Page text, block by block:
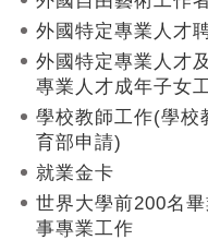
查
作
申
外國特定專業人才
外國特定專業人才
專業人才成年子女
學校教師工作(學校
育部申請)
就業金卡
世界大學前200名
事專業工作